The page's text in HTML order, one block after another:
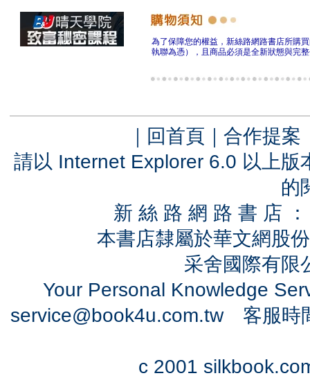
為了保障您的權益，新絲路網路書店所購
執聯為憑），且商品必須是全新狀態與完
｜ 回首頁 ｜ 合作提案
請以 Internet Explorer 6.0 以上
的
新 絲 路 網 路 書 店
本書店隸屬於華文網股
采舍國際有
Your Personal Knowledge
service@book4u.com.tw客服時
c 2001